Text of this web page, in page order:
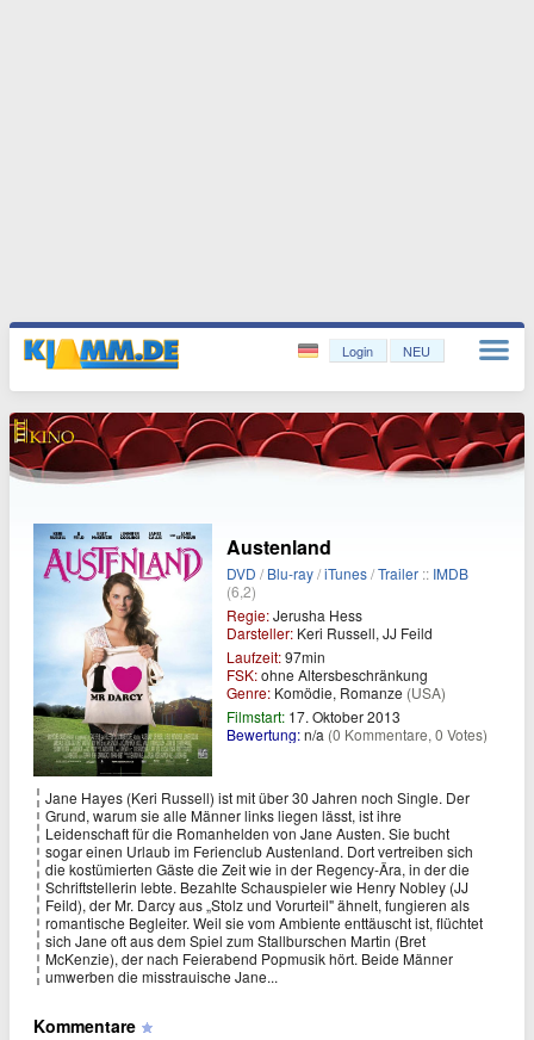
Login NEU
Austenland
DVD /Blu-ray/iTunes/Trailer :: IMDB
(6,2)
Regie:Jerusha Hess
Darsteller: Keri Russell, JJ Feild
Laufzeit:97min
FSK:ohne Altersbeschränkung
Genre: Komödie, Romanze (USA)
Filmstart: 17. Oktober 2013
Bewertung:n/a (0 Kommentare, 0 Votes)
Jane Hayes (Keri Russell) ist mit über 30 Jahren noch Single. Der
Grund, warum sie alle Männer links liegen lässt, ist ihre
Leidenschaft für die Romanhelden von Jane Austen. Sie bucht
sogar einen Urlaub im Ferienclub Austenland. Dort vertreiben sich
die kostümierten Gäste die Zeit wie in der Regency-Ära, in der die
Schriftstellerin lebte. Bezahlte Schauspieler wie Henry Nobley (JJ
Feild), der Mr. Darcy aus „Stolz und Vorurteil" ähnelt, fungieren als
romantische Begleiter. Weil sie vom Ambiente enttäuscht ist, flüchtet
sich Jane oft aus dem Spiel zum Stallburschen Martin (Bret
McKenzie), der nach Feierabend Popmusik hört. Beide Männer
umwerben die misstrauische Jane...
Kommentare